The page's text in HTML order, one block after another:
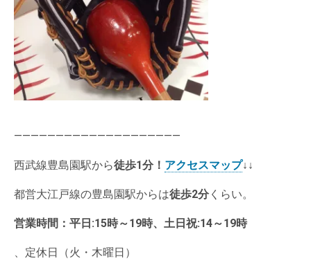
————————————————————
西武線豊島園駅から徒歩1分 ！ アクセスマップ↓↓
都営大江戸線の豊島園駅からは徒歩2分 くらい。
営業時間： 平日:15時～19時、土日祝:14～19時
、定休日（火・木曜日）